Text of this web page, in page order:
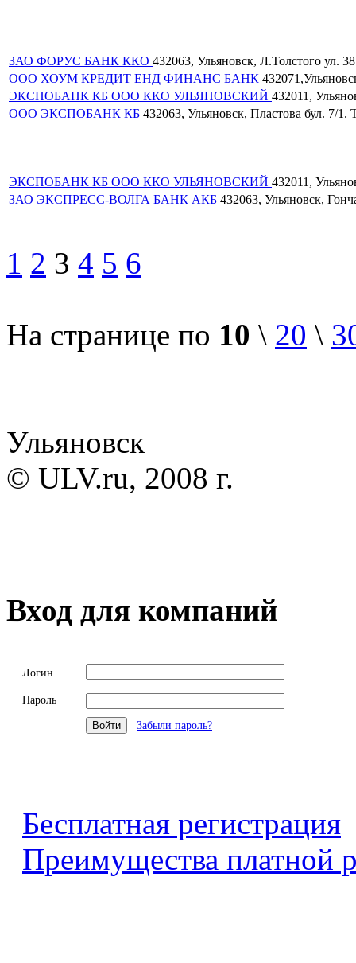
ЗАО ФОРУС БАНК ККО 432063, Ульяновск, Л.Толстого ул.
ООО ХОУМ КРЕДИТ ЕНД ФИНАНС БАНК
ЭКСПОБАНК КБ ООО ККО УЛЬЯНОВСКИЙ 432011,
ООО ЭКСПОБАНК КБ 432063, Ульяновск, Пластова бул. 7/1.
ЭКСПОБАНК КБ ООО ККО УЛЬЯНОВСКИЙ 432011,
ЗАО ЭКСПРЕСС-ВОЛГА БАНК АКБ 432063, Ульяновск,
1 2 3 4 5 6
На странице по 10 \ 20 \
Ульяновск
© ULV.ru, 2008 г.
Вход для компаний
Логин
Пароль
Забыли пароль?
Бесплатная регистрация
Преимущества платной